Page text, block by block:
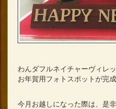
わんダフルネイチャーヴィレ
お年賀用フォトスポットが完
今月お越しになった際は、是